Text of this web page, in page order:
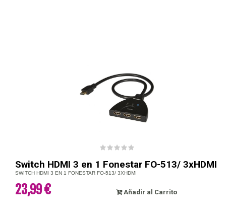
Switch HDMI 3 en 1 Fonestar FO-513/ 3xHDMI
SWITCH HDMI 3 EN 1 FONESTAR FO-513/ 3XHDMI
23,99 € Añadir al Carrito